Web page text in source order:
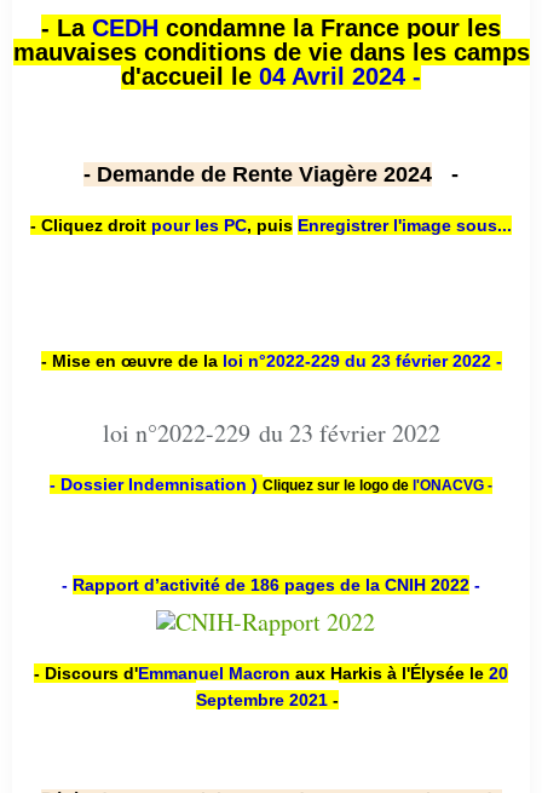
- La CEDH condamne la France pour les
mauvaises conditions de vie dans les camps
d'accueil le 04 Avril 2024 -
- Demande de Rente Viagère 2024 -
- Cliquez droit pour les PC, puis Enregistrer l'image sous...
- Mise en œuvre de la loi n°2022-229 du 23 février 2022 -
loi n°2022-229 du 23 février 2022
- Dossier Indemnisation ) Cliquez sur le logo de l'ONACVG -
- Rapport d’activité de 186 pages de la CNIH 2022 -
- Discours d'Emmanuel Macron aux Harkis à l'Élysée le 20
Septembre 2021 -